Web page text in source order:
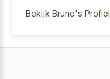
Bekijk Bruno's Profiel